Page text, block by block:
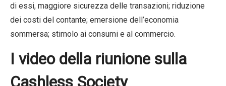
di essi, maggiore sicurezza delle transazioni; riduzione
dei costi del contante; emersione dell’economia
sommersa; stimolo ai consumi e al commercio.
I video della riunione sulla
Cashless Society